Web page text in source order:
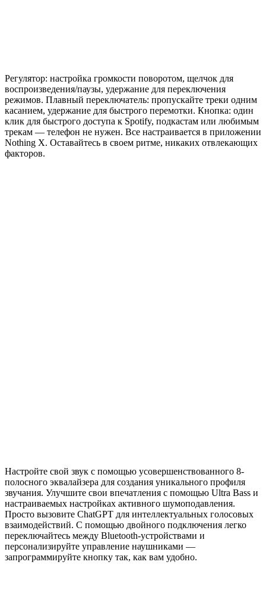
Регулятор: настройка громкости поворотом, щелчок для
воспроизведения/паузы, удержание для переключения
режимов. Плавный переключатель: пропускайте треки одним
касанием, удержание для быстрого перемотки. Кнопка: один
клик для быстрого доступа к Spotify, подкастам или любимым
трекам — телефон не нужен. Все настраивается в приложении
Nothing X. Оставайтесь в своем ритме, никаких отвлекающих
факторов.
Настройте свой звук с помощью усовершенствованного 8-
полосного эквалайзера для создания уникального профиля
звучания. Улучшите свои впечатления с помощью Ultra Bass и
настраиваемых настройках активного шумоподавления.
Просто вызовите ChatGPT для интеллектуальных голосовых
взаимодействий. С помощью двойного подключения легко
переключайтесь между Bluetooth-устройствами и
персонализируйте управление наушниками —
запрограммируйте кнопку так, как вам удобно.